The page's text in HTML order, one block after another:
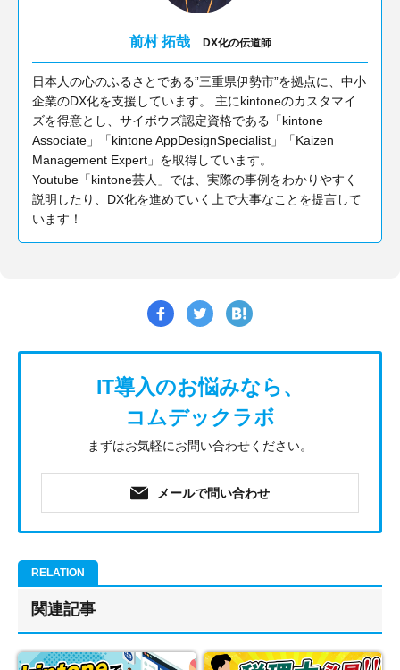
前村 拓哉 DX化の伝道師
日本人の心のふるさとである”三重県伊勢市”を拠点に、中小
企業のDX化を支援しています。 主にkintoneのカスタマイ
ズを得意とし、サイボウズ認定資格である「kintone
Associate」「kintone AppDesignSpecialist」「Kaizen
Management Expert」を取得しています。
Youtube「kintone芸人」では、実際の事例をわかりやすく
説明したり、DX化を進めていく上で大事なことを提言して
います！
IT導入のお悩みなら、
コムデックラボ
まずはお気軽にお問い合わせください。
メールで問い合わせ
関連記事